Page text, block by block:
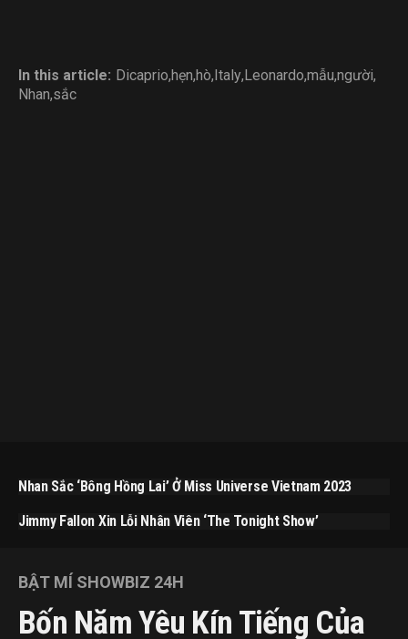
In this article: Dicaprio,hẹn,hò,Italy,Leonardo,mẫu,người,
Nhan,sắc
Nhan Sắc ‘bông Hồng Lai’ Ở Miss Universe Vietnam 2023
Jimmy Fallon Xin Lỗi Nhân Viên ‘The Tonight Show’
BẬT MÍ SHOWBIZ 24H
Bốn Năm Yêu Kín Tiếng Của